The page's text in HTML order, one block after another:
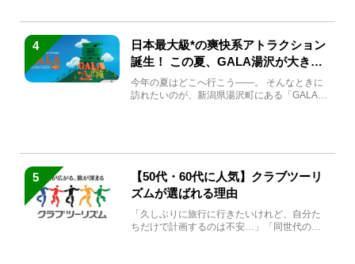
4
日本最大級*の爽快系アトラクション
誕生！ この夏、GALA湯沢が大きく
生まれ変わる
今年の夏はどこへ行こう――。 そんなときに
訪れたいのが、新潟県湯沢町にある「GALA湯
5
【50代・60代に人気】クラブツーリ
ズムが選ばれる理由
「久しぶりに旅行に行きたいけれど、自分た
ちだけで計画するのは不安…」「同世代の方